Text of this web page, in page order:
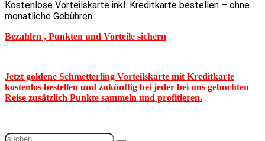
Kostenlose Vorteilskarte inkl. Kreditkarte bestellen – ohne
monatliche Gebühren
Bezahlen , Punkten und Vorteile sichern
Jetzt goldene Schmetterling Vorteilskarte mit Kreditkarte
kostenlos bestellen und zukünftig bei jeder bei uns gebuchten
Reise zusätzlich Punkte sammeln und profitieren.